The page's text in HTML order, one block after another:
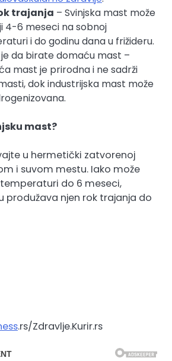
trajanja – Svinjska mast može
4-6 meseci na sobnoj
i do godinu dana u frižideru.
je da birate domaću mast –
mast je prirodna i ne sadrži
dok industrijska mast može
mast?
u hermetički zatvorenoj
i suvom mestu. Iako može
do 6 meseci,
produžava njen rok trajanja do
.rs/Zdravlje.Kurir.rs